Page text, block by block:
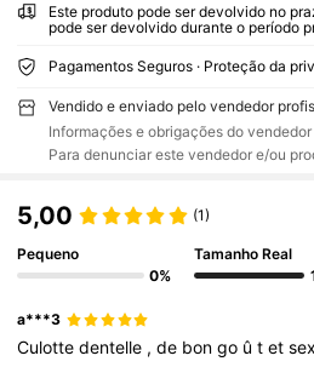
Este produto pode ser devolvido no
pode ser devolvido durante o período
Pagamentos Seguros · Proteção da
Vendido e enviado pelo vendedor
Informações e obrigações do vendedor
Para denunciar este vendedor e/ou
5,00 (1)
Pequeno
0%
Tamanho Real
a***3
Culottedentelle ,de bongo ûtet